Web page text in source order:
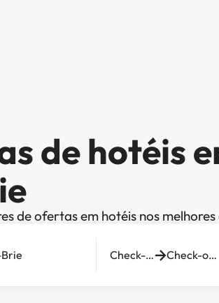
de hotéis
de ofertas em hotéis nos
Check-in Check-out